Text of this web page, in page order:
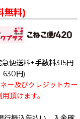
無料)
急便送料+手数料315円
円)
ー及びクレジットカー
頂けます。